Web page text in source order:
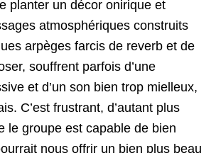
planter un décor onirique et
atmosphériques construits
arpèges farcis de reverb et de
souffrent parfois d’une
et d’un son bien trop mielleux,
C’est frustrant, d’autant plus
le groupe est capable de bien
nous offrir un bien plus beau